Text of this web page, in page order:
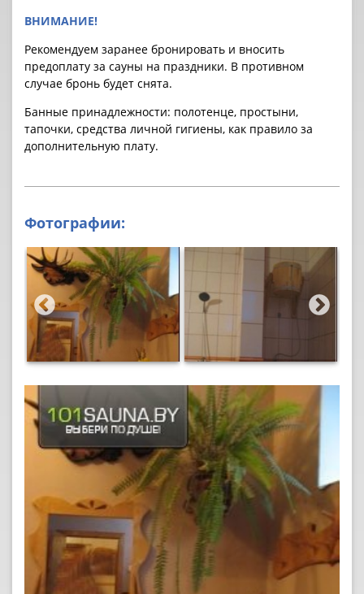
ВНИМАНИЕ!
Рекомендуем заранее бронировать и вносить
предоплату за cауны на праздники. В противном
случае бронь будет снята.
Банные принадлежности: полотенце, простыни,
тапочки, средства личной гигиены, как правило за
дополнительную плату.
Фотографии: